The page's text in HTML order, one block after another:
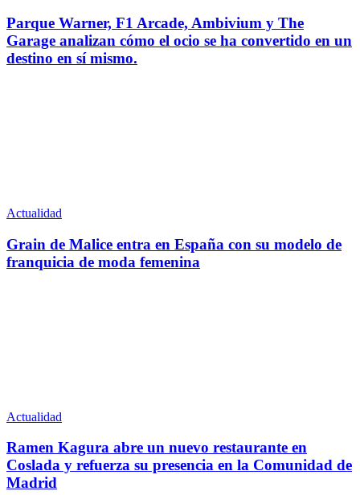
Parque Warner, F1 Arcade, Ambivium y The
Garage analizan cómo el ocio se ha convertido en un
destino en sí mismo.
Actualidad
Grain de Malice entra en España con su modelo de
franquicia de moda femenina
Actualidad
Ramen Kagura abre un nuevo restaurante en
Coslada y refuerza su presencia en la Comunidad de
Madrid